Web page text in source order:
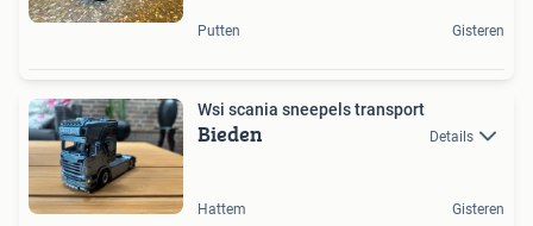
Putten Gisteren
Wsi scania sneepels transport
Bieden Details
Hattem Gisteren